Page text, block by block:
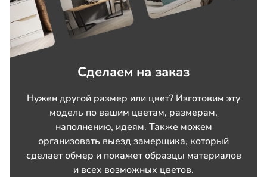
Сделаем на заказ
Нужен другой размер или цвет? Изготовим эту
модель по вашим цветам, размерам,
наполнению, идеям. Также можем
организовать выезд замерщика, который
сделает обмер и покажет образцы материалов
и всех возможных цветов.